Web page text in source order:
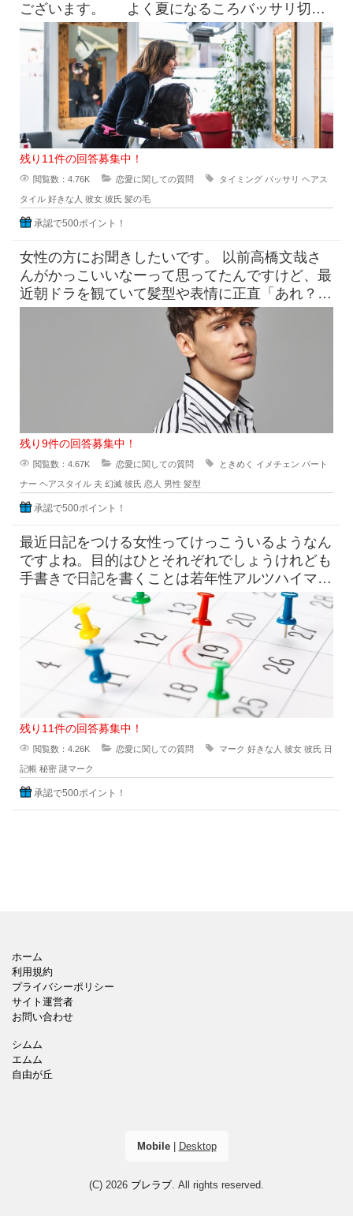
ございます。 よく夏になるころバッサリ切っ
たらどうなのよって言っ
残り11件の回答募集中！
閲覧数：4.76K 恋愛に関しての質問 タイミング バッサリ ヘアス
タイル 好きな人 彼女 彼氏 髪の毛
承認で500ポイント！
女性の方にお聞きしたいです。 以前高橋文哉さ
んがかっこいいなーって思ってたんですけど、最
近朝ドラを観ていて髪型や表情に正直「あれ？こ
んなんだっけ？」みたいにな
残り9件の回答募集中！
閲覧数：4.67K 恋愛に関しての質問 ときめく イメチェン パート
ナー ヘアスタイル 夫 幻滅 彼氏 恋人 男性 髪型
承認で500ポイント！
最近日記をつける女性ってけっこういるようなん
ですよね。目的はひとそれぞれでしょうけれども
手書きで日記を書くことは若年性アルツハイマー
にも効果はすこしくらいは貢献
残り11件の回答募集中！
閲覧数：4.26K 恋愛に関しての質問 マーク 好きな人 彼女 彼氏 日
記帳 秘密 謎マーク
承認で500ポイント！
ホーム
利用規約
プライバシーポリシー
サイト運営者
お問い合わせ
シムム
エムム
自由が丘
Mobile| Desktop
(C) 2026 ブレラブ. All rights reserved.